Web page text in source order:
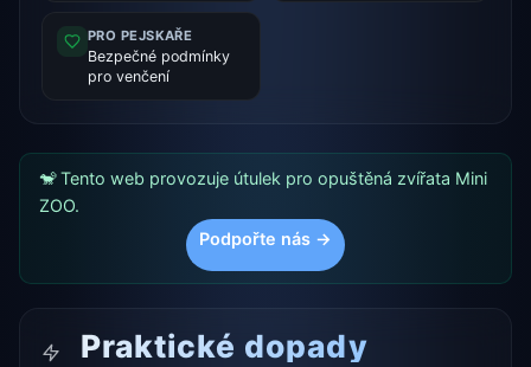
PRO PEJSKAŘE
Bezpečné podmínky
pro venčení
🐒 Tento web provozuje útulek pro opuštěná zvířata Mini
ZOO.
Podpořte nás →
Praktické dopady